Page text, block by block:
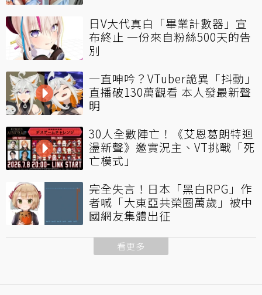
日V大代真白「畢業計數器」宣
布終止 一份來自粉絲500天的告
別
一直呻吟？VTuber詭異「抖動」
直播破130萬觀看 本人發最新聲
明
30人全數陣亡！《艾恩葛朗特迴
盪新聲》邀實況主、VT挑戰「死
亡模式」
完全失言！日本「黑白RPG」作
者喊「大東亞共榮圈萬歲」被中
國網友集體出征
看更多